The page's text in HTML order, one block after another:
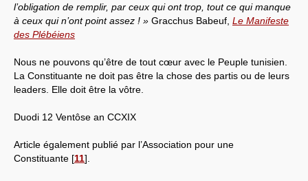
l’obligation de remplir, par ceux qui ont trop, tout ce qui manque
à ceux qui n’ont point assez ! » Gracchus Babeuf, Le Manifeste
des Plébéiens
Nous ne pouvons qu’être de tout cœur avec le Peuple tunisien.
La Constituante ne doit pas être la chose des partis ou de leurs
leaders. Elle doit être la vôtre.
Duodi 12 Ventôse an CCXIX
Article également publié par l’Association pour une
Constituante [11]